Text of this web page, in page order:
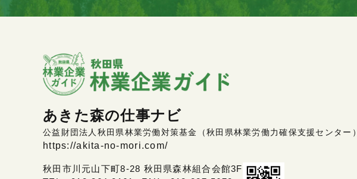
あきた森の仕事ナビ
公益財団法人秋田県林業労働対策基金（秋田県林業労働力確保支援センター）
https://akita-no-mori.com/
秋田市川元山下町8-28 秋田県森林組合会館3F